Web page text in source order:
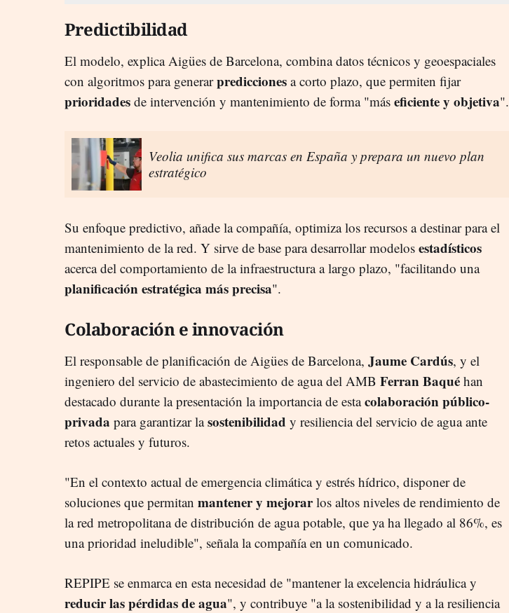
Predictibilidad
El modelo, explica Aigües de Barcelona, combina datos técnicos y geoespaciales
con algoritmos para generarpredicciones a corto plazo, que permiten fijar
prioridades de intervención y mantenimiento de forma "más eficiente y objetiva".
Veolia unifica sus marcas en España y prepara un nuevo plan
estratégico
Su enfoque predictivo, añade la compañía, optimiza los recursos a destinar para el
mantenimiento de la red. Y sirve de base para desarrollar modelos estadísticos
acerca del comportamiento de la infraestructura a largo plazo, "facilitando una
planificación estratégica más precisa".
Colaboración e innovación
El responsable de planificación de Aigües de Barcelona, Jaume Cardús, y el
ingeniero del servicio de abastecimiento de agua del AMB Ferran Baqué han
destacado durante la presentación la importancia de estacolaboración público-
privada para garantizar lasostenibilidad y resiliencia del servicio de agua ante
retos actuales y futuros.
"En el contexto actual de emergencia climática y estrés hídrico, disponer de
soluciones que permitan mantener y mejorarlos altos niveles de rendimiento de
la red metropolitana de distribución de agua potable, que ya ha llegado al 86%, es
una prioridad ineludible", señala la compañía en un comunicado.
REPIPE se enmarca en esta necesidad de "mantener la excelencia hidráulica y
reducir las pérdidas de agua", y contribuye "a la sostenibilidad y a la resiliencia